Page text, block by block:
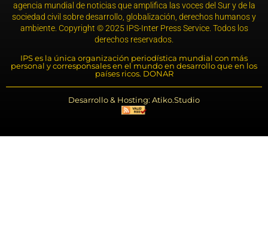
agencia mundial de noticias que amplifica las voces del Sur y de la
sociedad civil sobre desarrollo, globalización, derechos humanos y
ambiente. Copyright © 2025 IPS-Inter Press Service. Todos los
derechos reservados.
IPS es la única organización periodística mundial con más
personal y corresponsales en el mundo en desarrollo que en los
países ricos. DONAR
Desarrollo & Hosting: Atiko.Studio